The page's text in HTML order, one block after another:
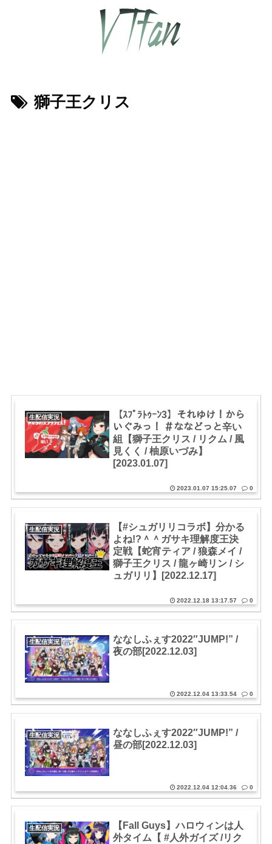
獅子王クリス
生配信実況
【ｽﾌﾟﾗﾄｩｰﾝ3】それゆけ！から
いぐみっ！ ＃ななどっと辛い
組【獅子王クリス / リクム / 風
見くく / 柚原いづみ】
[2023.01.07]
2023.01.07 15:25.07 0
生配信実況
【#シュガリリコラボ】分かる
よね!?＾＾ガサキ理解度王決
定戦【蛇宵ティア / 狼森メイ /
獅子王クリス / 龍ヶ崎リン / シ
ュガリリ】[2022.12.17]
2022.12.18 13:17.57 0
生配信実況
ななしふぇす2022″JUMP!” /
夜の部[2022.12.03]
2022.12.04 13:33.54 0
生配信実況
ななしふぇす2022″JUMP!” /
昼の部[2022.12.03]
2022.12.04 12:04.36 0
生配信実況
【Fall Guys】ハロウィンは人
外タイム【 #人外ガイズ /リク